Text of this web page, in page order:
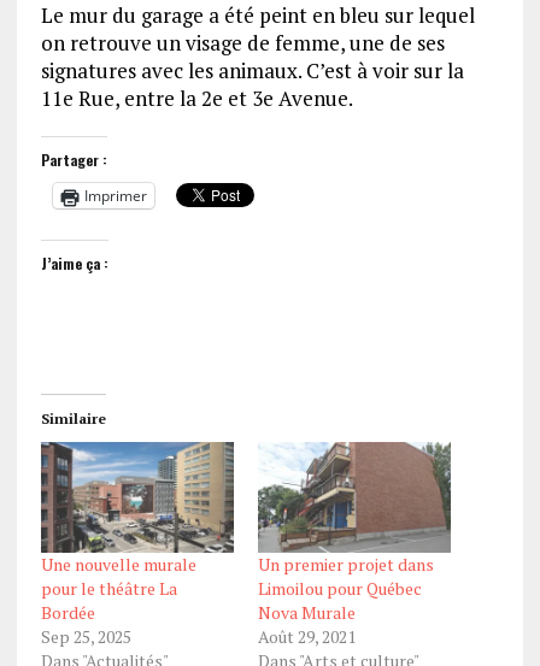
Le mur du garage a été peint en bleu sur lequel
on retrouve un visage de femme, une de ses
signatures avec les animaux. C’est à voir sur la
11e Rue, entre la 2e et 3e Avenue.
Partager :
Imprimer
J’aime ça :
Similaire
Une nouvelle murale
pour le théâtre La
Bordée
Sep 25, 2025
Dans "Actualités"
Un premier projet dans
Limoilou pour Québec
Nova Murale
Août 29, 2021
Dans "Arts et culture"